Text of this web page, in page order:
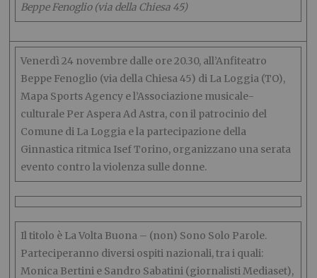
Beppe Fenoglio (via della Chiesa 45)
Venerdì 24 novembre dalle ore 20.30, all’Anfiteatro
Beppe Fenoglio (via della Chiesa 45) di La Loggia (TO),
Mapa Sports Agency e l’Associazione musicale-
culturale Per Aspera Ad Astra, con il patrocinio del
Comune di La Loggia e la partecipazione della
Ginnastica ritmica Isef Torino, organizzano una serata
evento contro la violenza sulle donne.
Il titolo è La Volta Buona – (non) Sono Solo Parole.
Parteciperanno diversi ospiti nazionali, tra i quali:
Monica Bertini e Sandro Sabatini (giornalisti Mediaset),